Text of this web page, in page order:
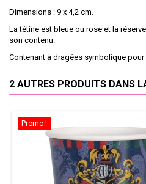
Dimensions : 9 x 4,2 cm.
La tétine est bleue ou rose et la
son contenu.
Contenant à dragées symbolique pour
2 AUTRES PRODUITS DANS
Promo !